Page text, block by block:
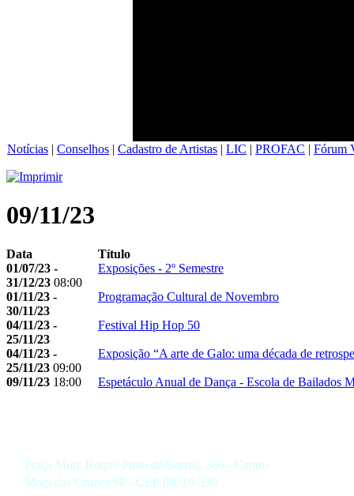
Notícias | Conselhos | Cadastro de Artistas | LIC | PROFAC | Fórum
09/11/23
Data
Título
01/07/23 -
31/12/23 08:00
Exposições - 2º Semestre
01/11/23 -
30/11/23
Programação Cultural de Novembro
04/11/23 -
25/11/23
Festival Hip Hop 50
04/11/23 -
25/11/23 09:00
Exposição “A arte de Galo: uma década de
09/11/23 18:00 Espetáculo Anual de Dança - Escola de Bailados
Praça Mon. Roque Pinto de Barros, 360 - Centro
Mogi das Cruzes/SP - CEP 08710-330